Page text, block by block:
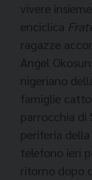
vivere
enciclica
ragazze
Angel
nigeriano
famiglie
parrocchia di
periferia della
telefono ieri
ritorno dopo